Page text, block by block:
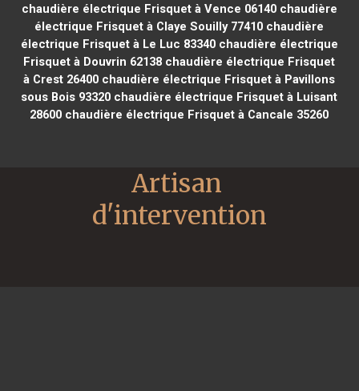
chaudière électrique Frisquet à Vence 06140chaudière
électrique Frisquet à Claye Souilly 77410 chaudière
électrique Frisquet à Le Luc 83340chaudière électrique
Frisquet à Douvrin 62138 chaudière électrique Frisquet
à Crest 26400 chaudière électrique Frisquet à Pavillons
sous Bois 93320 chaudière électrique Frisquet à Luisant
28600 chaudière électrique Frisquet à Cancale 35260
Artisan
d'intervention